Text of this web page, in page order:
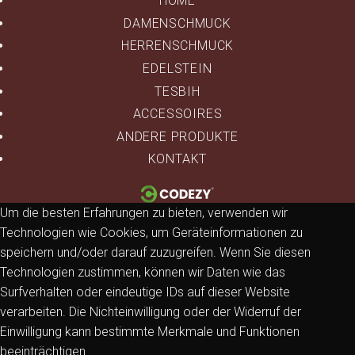
DAMENSCHMUCK
HERRENSCHMUCK
EDELSTEIN
TESBIH
ACCESSOIRES
ANDERE PRODUKTE
KONTAKT
Um die besten Erfahrungen zu bieten, verwenden wir
Technologien wie Cookies, um Geräteinformationen zu
speichern und/oder darauf zuzugreifen. Wenn Sie diesen
Technologien zustimmen, können wir Daten wie das
Surfverhalten oder eindeutige IDs auf dieser Website
verarbeiten. Die Nichteinwilligung oder der Widerruf der
Einwilligung kann bestimmte Merkmale und Funktionen
beeinträchtigen.